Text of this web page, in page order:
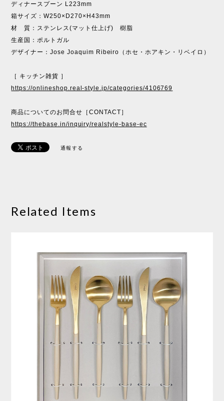
ディナースプーン L223mm
箱サイズ：W250×D270×H43mm
材 質：ステンレス(マット仕上げ) 樹脂
生産国：ポルトガル
デザイナー：Jose Joaquim Ribeiro（ホセ・ホアキン・リベイロ）
［ キッチン雑貨 ］
https://onlineshop.real-style.jp/categories/4106769
商品についてのお問合せ［CONTACT］
https://thebase.in/inquiry/realstyle-base-ec
通報する
Related Items